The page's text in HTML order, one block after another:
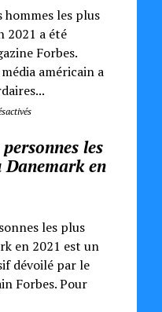
hommes les plus
2021 a été
Forbes.
américain a
les
Danemark en
les plus
en 2021 est un
dévoilé par le
Forbes. Pour